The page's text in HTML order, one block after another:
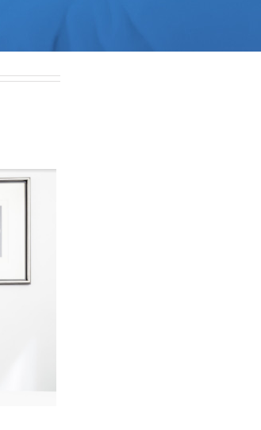
Phibrows™ Microblading
Spa Services